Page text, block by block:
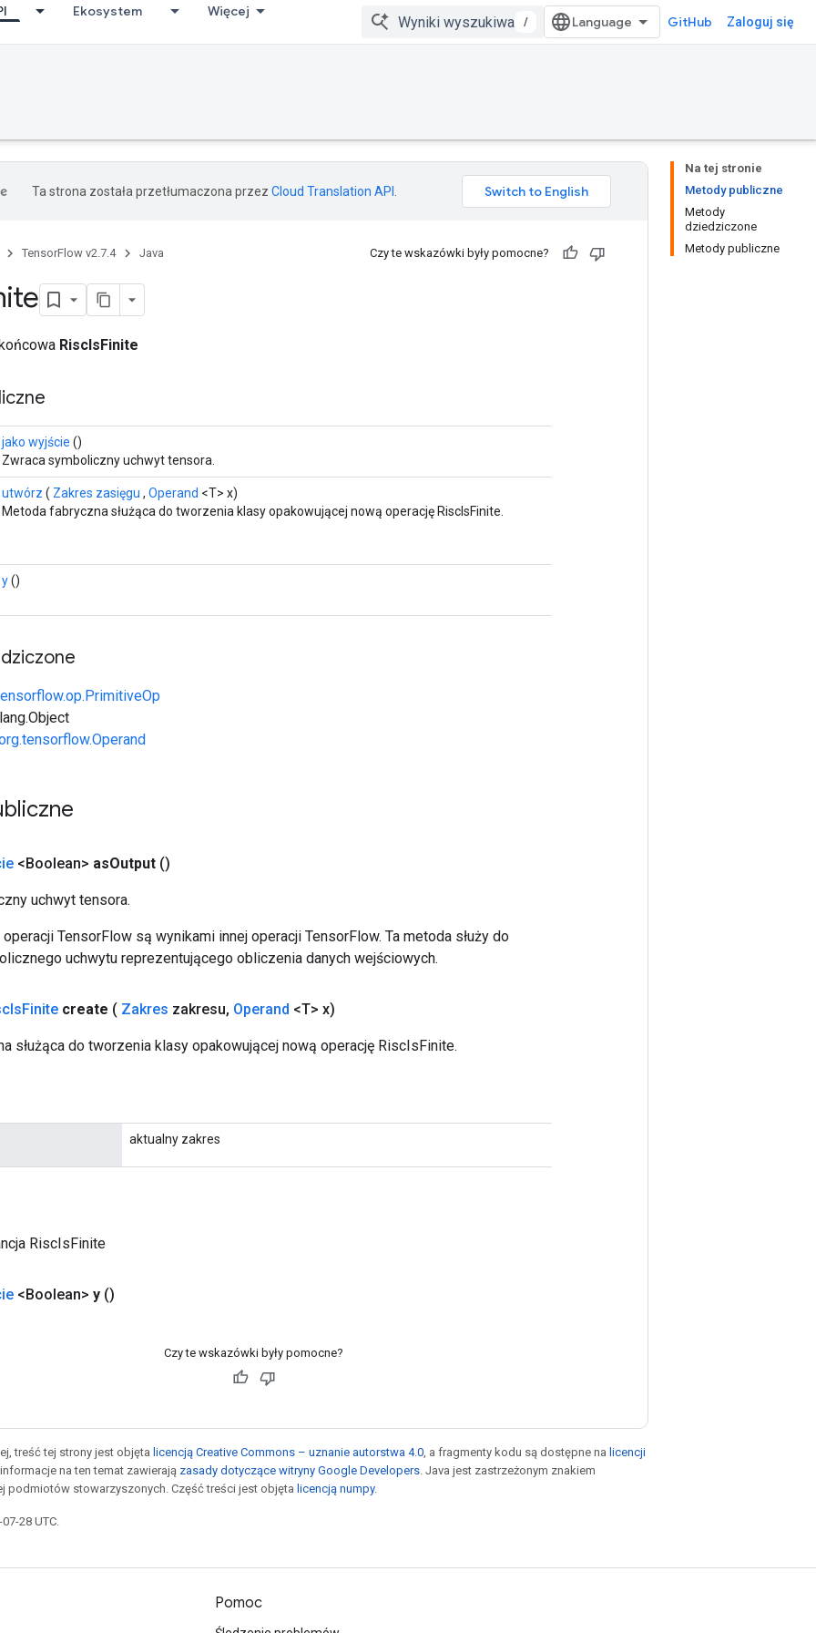
Ekosystem Więcej
/ GitHub Zaloguj się
Na tej stronie
Metody publiczne
Metody
dziedziczone
Metody publiczne
Ta strona została przetłumaczona przez Cloud Translation API
TensorFlow v2.7.4 Java Czy te wskazówki były pomocne?
RiscIsFinite
jako wyjście ()
Zwraca symboliczny uchwyt tensora.
utwórz ( Zakres zasięgu , Operand <T> x)
Metoda fabryczna służąca do tworzenia klasy opakowującej nową operację RiscIsFinite.
y()
<Boolean> asOutput ()
uchwyt tensora.
TensorFlow są wynikami innej operacji TensorFlow. Ta metoda służy do
uchwytu reprezentującego obliczenia danych wejściowych.
IsFinite create ( Zakres zakresu, Operand <T> x)
służąca do tworzenia klasy opakowującej nową operację RiscIsFinite.
aktualny zakres
RiscIsFinite
<Boolean> y ()
Czy te wskazówki były pomocne?
treść tej strony jest objęta licencją Creative Commons – uznanie autorstwa 4.0 , a fragmenty kodu są dostępne na licencji
informacje na ten temat zawierają zasady dotyczące witryny Google Developers . Java jest zastrzeżonym znakiem
podmiotów stowarzyszonych. Część treści jest objęta licencją numpy.
28 UTC.
Pomoc